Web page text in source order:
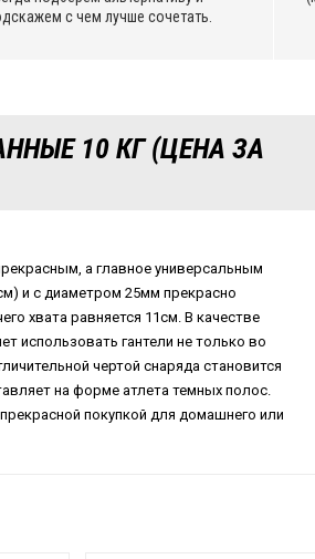
с чем лучше сочетать.
10 КГ (ЦЕНА ЗА
а главное универсальным
и с диаметром 25мм прекрасно
хвата равняется 11см. В качестве
использовать гантели не только во
чертой снаряда становится
на форме атлета темных полос.
покупкой для домашнего или